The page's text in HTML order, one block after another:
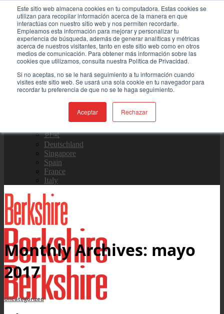
Este sitio web almacena cookies en tu computadora. Estas cookies se
utilizan para recopilar información acerca de la manera en que
interactúas con nuestro sitio web y nos permiten recordarte.
Empleamos esta información para mejorar y personalizar tu
experiencia de búsqueda, además de generar analíticas y métricas
acerca de nuestros visitantes, tanto en este sitio web como en otros
medios de comunicación. Para obtener más información sobre las
cookies que utilizamos, consulta nuestra Política de Privacidad.
Si no aceptas, no se le hará seguimiento a tu información cuando
visites este sitio web. Se usará una sola cookie en tu navegador para
recordar tu preferencia de que no se te haga seguimiento.
Aceptar Rechazar
Skip to content
Contáctenos
Equipo de Ventas
Global
한국
Deutschland
Singapore
Spain
France
Italy
Monthly Archives: mayo
2017
Uncategorized